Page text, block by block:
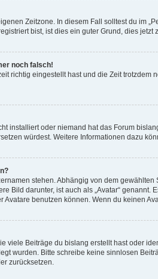
Zeitzone. In diesem Fall solltest du im
bist, ist dies ein guter Grund, dies jetzt
noch falsch!
richtig eingestellt hast und die Zeit
installiert oder niemand hat das Forum
würdest. Weitere Informationen dazu
stehen. Abhängig von dem
Bild darunter, ist auch als „Avatar“
benutzen können. Wenn du keinen
viele Beiträge du bislang erstellt hast oder
wurden. Bitte schreibe keine sinnlosen
zurücksetzen.